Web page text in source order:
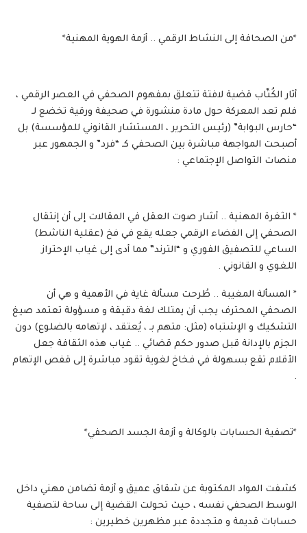
*من الصحافة إلى النشاط الرقمي .. أزمة الهوية المهنية*
أثار الكُتّاب قضية لافتة تتعلق بمفهوم الصحفي في العصر الرقمي ،
فلم تعد المعركة حول مادة منشورة في صحيفة ورقية تخضع لـ
“حارس البوابة” (رئيس التحرير ، المستشار القانوني للمؤسسة) بل
أصبحت المواجهة مباشرة بين الصحفي كـ “فرد” و الجمهور عبر
منصات التواصل الإجتماعي :
* الثغرة المهنية .. أشار صوت العقل في المقالات إلى أن إنتقال
الصحفي إلى الفضاء الرقمي جعله يقع في فخ (عقلية الناشط)
الساعي للتصفيق الفوري و “الترند” مما أدى إلى غياب الإحتراز
اللغوي و القانوني .
* المسألة المغيبة .. طُرحت مسألة غاية في الأهمية و هي أن
الصحفي المحترف يجب أن يمتلك لغة دقيقة و مسؤولة تعتمد صيغ
التشكيك و الإشتباه (مثل: متهم بـ ، يُعتقد ، لإتهامه بالضلوع) دون
الجزم بالإدانة قبل صدور حكم قضائي .. غياب هذه الثقافة جعل
الأقلام تقع بسهولة في فخاخ لغوية تقود مباشرة إلى قفص الإتهام
.
*تصفية الحسابات بالوكالة و أزمة الجسد الصحفي*
كشفت المواد المكتوبة عن شقاق عميق و أزمة تضامن مهني داخل
الوسط الصحفي نفسه ، حيث تحولت القضية إلى ساحة لتصفية
حسابات قديمة و متجددة عبر مظهرين خطيرين :